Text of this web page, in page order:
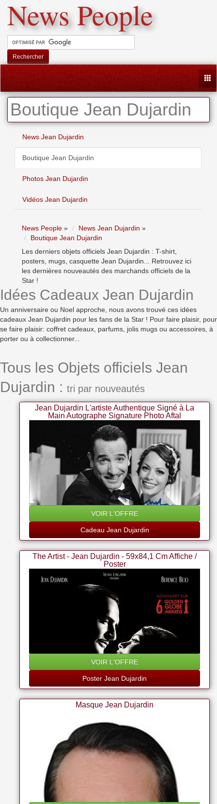
News People
Rechercher
Boutique Jean Dujardin
News Jean Dujardin
Boutique Jean Dujardin
Photos Jean Dujardin
Vidéos Jean Dujardin
News People » News Jean Dujardin »
Boutique Jean Dujardin
Les derniers objets officiels Jean Dujardin : T-shirt,
posters, mugs, casquette Jean Dujardin... Retrouvez ici
les dernières nouveautés des marchands officiels de la
Star !
Idées Cadeaux Jean Dujardin
Un anniversaire ou Noel approche, nous avons trouvé ces idées
cadeaux Jean Dujardin pour les fans de la Star ! Pour faire plaisir, pour
se faire plaisir: coffret cadeaux, parfums, jolis mugs ou accessoires, à
porter ou à collectionner...
Tous les Objets officiels Jean
Dujardin : tri par nouveautés
Jean Dujardin L'artiste Authentique Signé à La
Main Autographe Signature Photo Aftal
VOIR L'OFFRE
Cadeau Jean Dujardin
The Artist - Jean Dujardin - 59x84,1 Cm Affiche /
Poster
VOIR L'OFFRE
Poster Jean Dujardin
Masque Jean Dujardin